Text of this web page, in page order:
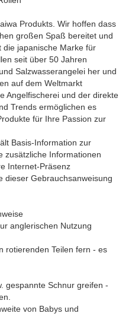
Produkts. Wir hoffen dass
großen Spaß bereitet und
die japanische Marke für
seit über 50 Jahren
Salzwasserangelei her und
auf dem Weltmarkt
Angelfischerei und der direkte
Trends ermöglichen es
für Ihre Passion zur
Basis-Information zur
zusätzliche Informationen
Internet-Präsenz
dieser Gebrauchsanweisung
anglerischen Nutzung
rotierenden Teilen fern - es
gespannte Schnur greifen -
von Babys und